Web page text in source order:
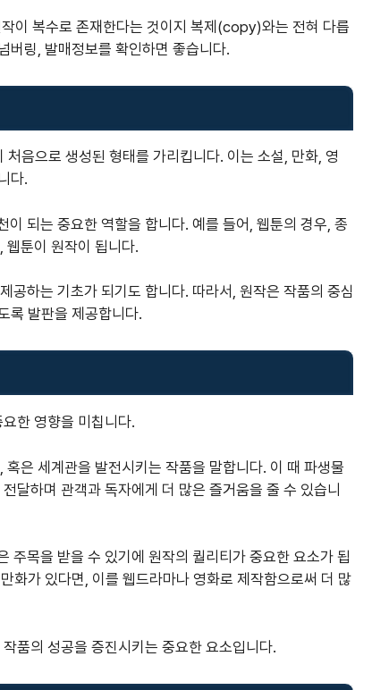
이 복수로 존재한다는 것이지 복제(copy)와는 전혀 다릅
버링, 발매정보를 확인하면 좋습니다.
음으로 생성된 형태를 가리킵니다. 이는 소설, 만화, 영
다.
되는 중요한 역할을 합니다. 예를 들어, 웹툰의 경우, 종
웹툰이 원작이 됩니다.
공하는 기초가 되기도 합니다. 따라서, 원작은 작품의 중심
록 발판을 제공합니다.
한 영향을 미칩니다.
은 세계관을 발전시키는 작품을 말합니다. 이 때 파생물
달하며 관객과 독자에게 더 많은 즐거움을 줄 수 있습니
주목을 받을 수 있기에 원작의 퀄리티가 중요한 요소가 됩
화가 있다면, 이를 웹드라마나 영화로 제작함으로써 더 많
품의 성공을 증진시키는 중요한 요소입니다.